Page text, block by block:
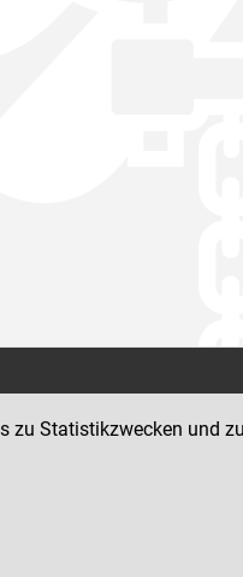
zu Statistikzwecken und